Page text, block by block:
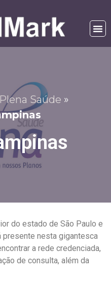
Plena Saúde »
do estado de São Paulo e
presente nesta gigantesca
a rede credenciada,
de consulta, além da